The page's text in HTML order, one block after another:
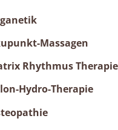
Massagen
Rhythmus Therapie
Hydro-Therapie